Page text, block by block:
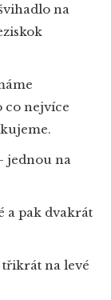
na
co nejvíce
jednou na
a pak dvakrát
na levé